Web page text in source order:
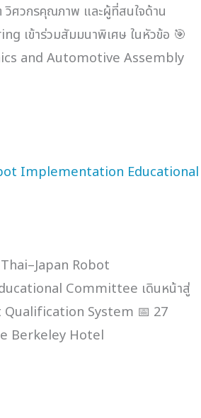
วิศวกรคุณภาพ และผู้ที่สนใจด้าน
เข้าร่วมสัมมนาพิเศษ ในหัวข้อ 🎯
and Automotive Assembly
Implementation Educational
Robot
Committee เดินหน้าสู่
System 📅 27
Berkeley Hotel